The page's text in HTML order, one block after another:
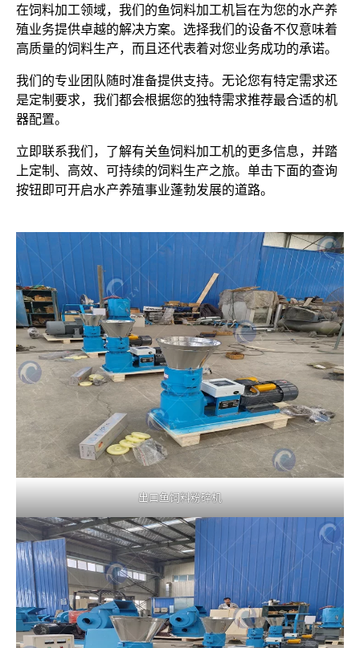
在饲料加工领域，我们的鱼饲料加工机旨在为您的水产养
殖业务提供卓越的解决方案。选择我们的设备不仅意味着
高质量的饲料生产，而且还代表着对您业务成功的承诺。
我们的专业团队随时准备提供支持。无论您有特定需求还
是定制要求，我们都会根据您的独特需求推荐最合适的机
器配置。
立即联系我们，了解有关鱼饲料加工机的更多信息，并踏
上定制、高效、可持续的饲料生产之旅。单击下面的查询
按钮即可开启水产养殖事业蓬勃发展的道路。
出口鱼饲料粉碎机